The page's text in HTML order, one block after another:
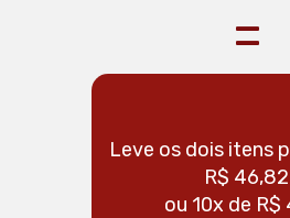
=
Leve os dois itens
R$ 46,82
ou 10x de R$